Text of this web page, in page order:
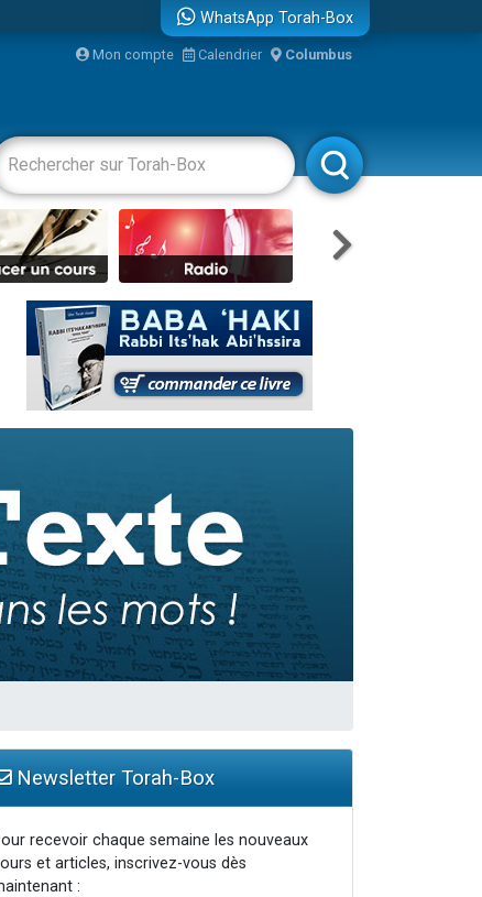
WhatsApp Torah-Box
Mon compte Calendrier Columbus
Livres Rabbanim
Newsletter Torah-Box
recevoir chaque semaine les nouveaux
et articles, inscrivez-vous dès
: